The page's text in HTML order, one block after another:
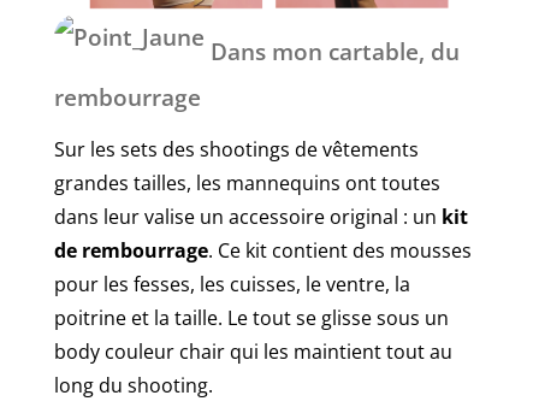
Dans mon cartable, du
rembourrage
Sur les sets des shootings de vêtements
grandes tailles, les mannequins ont toutes
dans leur valise un accessoire original : un kit
de rembourrage. Ce kit contient des mousses
pour les fesses, les cuisses, le ventre, la
poitrine et la taille. Le tout se glisse sous un
body couleur chair qui les maintient tout au
long du shooting.